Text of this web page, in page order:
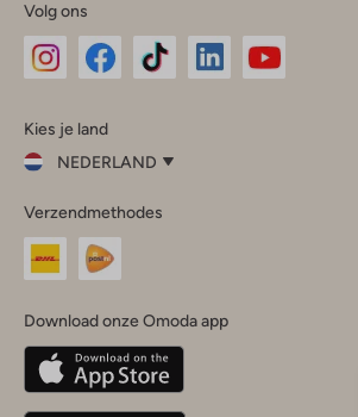
Volg ons
InstagramFacebook
Kies je land
NEDERLAND
je
land
Nederland
Belgique(Français)
Deutschland
Verzendmethodes
Download onze Omoda app